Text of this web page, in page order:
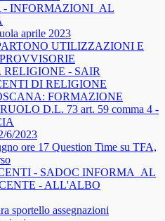
- INFORMAZIONI_AL
aprile 2023
UTILIZZAZIONI E
RELIGIONE - SAIR
DI RELIGIONE
FORMAZIONE
D.L. 73 art. 59 comma 4 -
6/2023
ore 17 Question Time su TFA,
- SADOC INFORMA_AL
- ALL'ALBO
sportello assegnazioni